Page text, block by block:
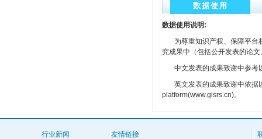
数据使用
数据使用说明:
为尊重知识产权、保障平台
究成果中（包括公开发表的论
中文发表的成果致谢中参考
英文发表的成果致谢中依据
platform(www.gisrs.cn)。
行业新闻
友情链接